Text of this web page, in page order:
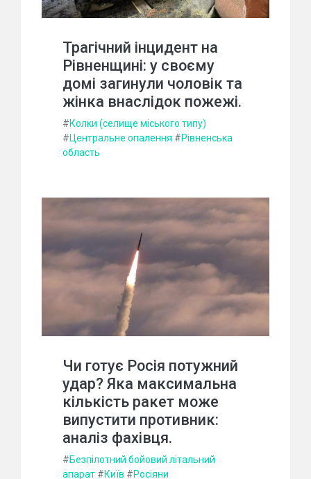
Трагічний інцидент на
Рівненщині: у своєму
домі загинули чоловік та
жінка внаслідок пожежі.
#Колки (селище міського типу)
#Центральне опалення #Рівненська
область
Чи готує Росія потужний
удар? Яка максимальна
кількість ракет може
випустити противник:
аналіз фахівця.
#Безпілотний бойовий літальний
апарат #Київ #Росіяни